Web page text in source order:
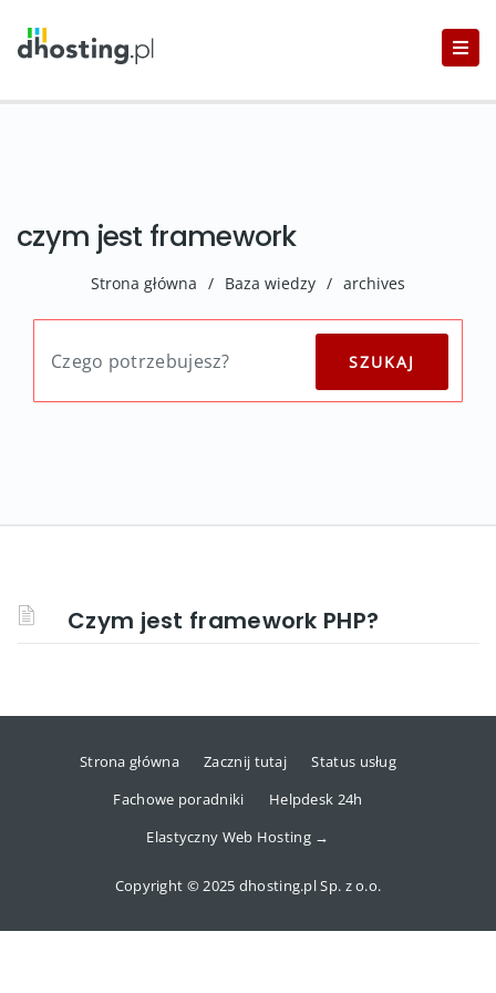
czym jest framework
Strona główna / Baza wiedzy / archives
Czym jest framework PHP?
Strona główna Zacznij tutaj
Status usług
Fachowe poradniki
Helpdesk 24h
Elastyczny Web Hosting →
Copyright © 2025 dhosting.pl Sp. z o.o.